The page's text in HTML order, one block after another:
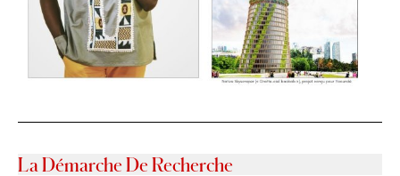
La Démarche De Recherche